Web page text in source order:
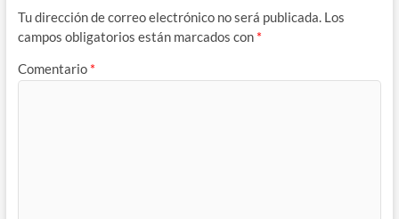
Tu dirección de correo electrónico no será publicada. Los
campos obligatorios están marcados con *
Comentario *